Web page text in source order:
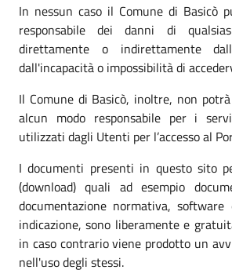
In nessun caso il Comune di Basicò
responsabile dei danni di
direttamente o indirettamente
dall'incapacità o impossibilità di
Il Comune di Basicò, inoltre, non
alcun modo responsabile per i
utilizzati dagli Utenti per l’accesso al
I documenti presenti in questo sito
(download) quali ad esempio
documentazione normativa, software
indicazione, sono liberamente e
in caso contrario viene prodotto un
nell'uso degli stessi.